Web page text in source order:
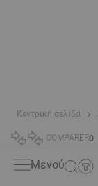
Κεντρική σελίδα
COMPARER0
Μενού